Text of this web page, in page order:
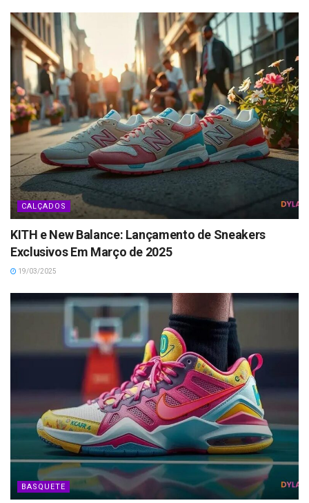
CALÇADOS
KITH e New Balance: Lançamento de Sneakers
Exclusivos Em Março de 2025
19/03/2025
BASQUETE